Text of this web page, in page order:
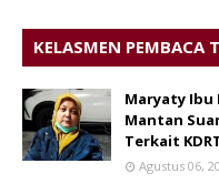
KELASMEN PEMBACA
Maryaty Ibu
Mantan
Terkait
Agustus 06,